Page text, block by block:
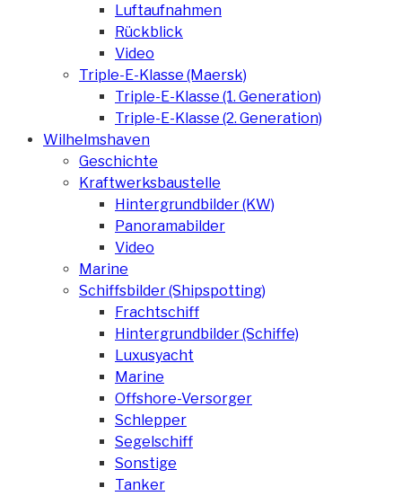
Luftaufnahmen
Rückblick
Video
Triple-E-Klasse (Maersk)
Triple-E-Klasse (1. Generation)
Triple-E-Klasse (2. Generation)
Wilhelmshaven
Geschichte
Kraftwerksbaustelle
Hintergrundbilder (KW)
Panoramabilder
Video
Marine
Schiffsbilder (Shipspotting)
Frachtschiff
Hintergrundbilder (Schiffe)
Luxusyacht
Marine
Offshore-Versorger
Schlepper
Segelschiff
Sonstige
Tanker